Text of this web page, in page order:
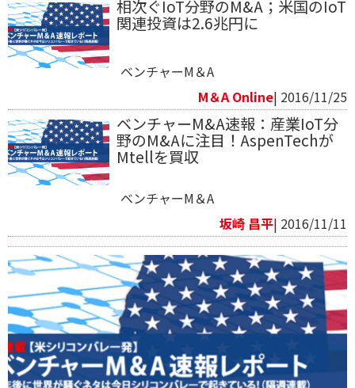
相次ぐIoT分野のM&A；米国のIoT
関連投資は2.6兆円に
ベンチャーM＆A
M＆A Online| 2016/11/25
ベンチャーM&A速報：産業IoT分
野のM&Aに注目！AspenTechが
Mtellを買収
ベンチャーM＆A
坂崎 昌平| 2016/11/11